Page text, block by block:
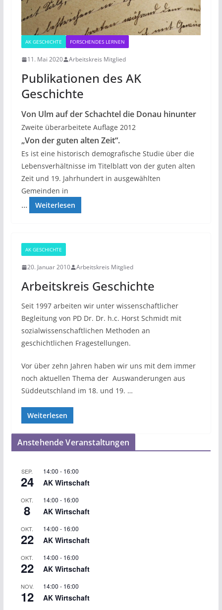
AK GESCHICHTE FORSCHENDES LERNEN
11. Mai 2020 Arbeitskreis Mitglied
Publikationen des AK
Geschichte
Von Ulm auf der Schachtel die Donau hinunter
Zweite überarbeitete Auflage 2012
„Von der guten alten Zeit“.
Es ist eine historisch demografische Studie über die
Lebensverhältnisse im Titelblatt von der guten alten
Zeit und 19. Jahrhundert in ausgewählten
Gemeinden in
… Weiterlesen
AK GESCHICHTE
20. Januar 2010 Arbeitskreis Mitglied
Arbeitskreis Geschichte
Seit 1997 arbeiten wir unter wissenschaftlicher
Begleitung von PD Dr. Dr. h.c. Horst Schmidt mit
sozialwissenschaftlichen Methoden an
geschichtlichen Fragestellungen.
Vor über zehn Jahren haben wir uns mit dem immer
noch aktuellen Thema der Auswanderungen aus
Süddeutschland im 18. und 19. …
Weiterlesen
Anstehende Veranstaltungen
SEP.
24
14:00 - 16:00
AK Wirtschaft
OKT.
8
14:00 - 16:00
AK Wirtschaft
OKT.
22
14:00 - 16:00
AK Wirtschaft
OKT.
22
14:00 - 16:00
AK Wirtschaft
NOV.
12
14:00 - 16:00
AK Wirtschaft